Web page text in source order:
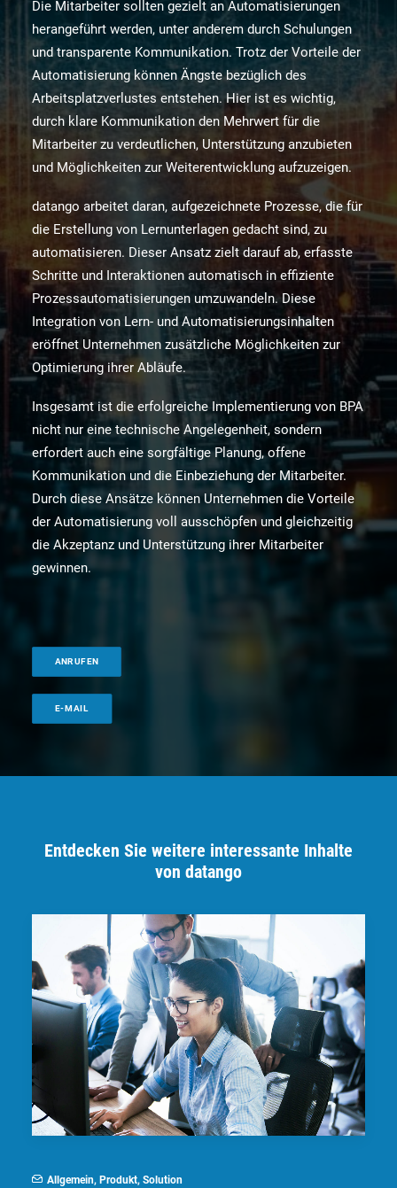
Die Mitarbeiter sollten gezielt an Automatisierungen
herangeführt werden, unter anderem durch Schulungen
und transparente Kommunikation. Trotz der Vorteile der
Automatisierung können Ängste bezüglich des
Arbeitsplatzverlustes entstehen. Hier ist es wichtig,
durch klare Kommunikation den Mehrwert für die
Mitarbeiter zu verdeutlichen, Unterstützung anzubieten
und Möglichkeiten zur Weiterentwicklung aufzuzeigen.
datango arbeitet daran, aufgezeichnete Prozesse, die für
die Erstellung von Lernunterlagen gedacht sind, zu
automatisieren. Dieser Ansatz zielt darauf ab, erfasste
Schritte und Interaktionen automatisch in effiziente
Prozessautomatisierungen umzuwandeln. Diese
Integration von Lern- und Automatisierungsinhalten
eröffnet Unternehmen zusätzliche Möglichkeiten zur
Optimierung ihrer Abläufe.
Insgesamt ist die erfolgreiche Implementierung von BPA
nicht nur eine technische Angelegenheit, sondern
erfordert auch eine sorgfältige Planung, offene
Kommunikation und die Einbeziehung der Mitarbeiter.
Durch diese Ansätze können Unternehmen die Vorteile
der Automatisierung voll ausschöpfen und gleichzeitig
die Akzeptanz und Unterstützung ihrer Mitarbeiter
gewinnen.
ANRUFEN
E-MAIL
Entdecken Sie weitere interessante Inhalte
von datango
Allgemein, Produkt, Solution